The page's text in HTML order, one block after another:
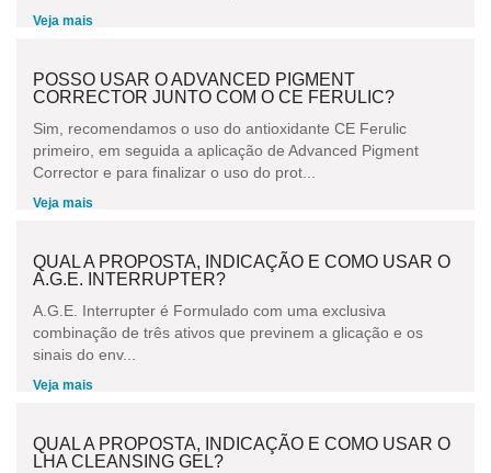
Veja mais
POSSO USAR O ADVANCED PIGMENT
CORRECTOR JUNTO COM O CE FERULIC?
Sim, recomendamos o uso do antioxidante CE Ferulic
primeiro, em seguida a aplicação de Advanced Pigment
Corrector e para finalizar o uso do prot...
Veja mais
QUAL A PROPOSTA, INDICAÇÃO E COMO USAR O
A.G.E. INTERRUPTER?
A.G.E. Interrupter é Formulado com uma exclusiva
combinação de três ativos que previnem a glicação e os
sinais do env...
Veja mais
QUAL A PROPOSTA, INDICAÇÃO E COMO USAR O
LHA CLEANSING GEL?